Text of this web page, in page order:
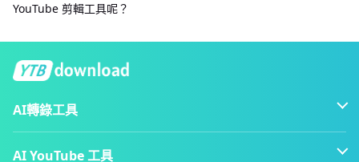
YouTube 剪輯工具呢？
AI轉錄工具
AI YouTube 工具